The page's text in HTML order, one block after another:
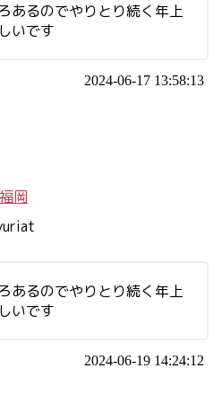
あるのでやりとり続く年上
いです
2024-06-17 13:58:13
福岡
あるのでやりとり続く年上
いです
2024-06-19 14:24:12